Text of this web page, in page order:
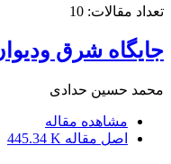
تعداد مقالات: 10
جایگاه شرق
محمد حسین حدادی
مشاهده مقاله
اصل مقاله 445.34 K